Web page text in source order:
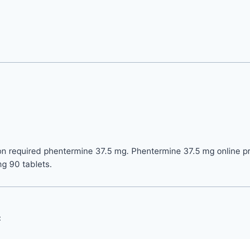
required phentermine 37.5 mg. Phentermine 37.5 mg online
90 tablets.